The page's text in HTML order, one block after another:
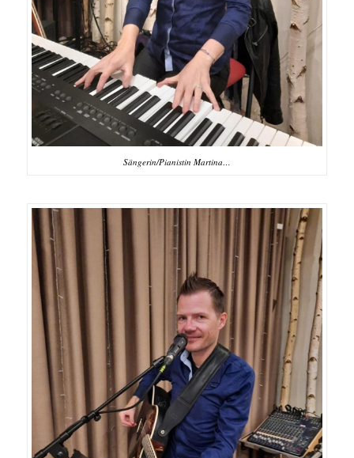
Sängerin/Pianistin Martina…